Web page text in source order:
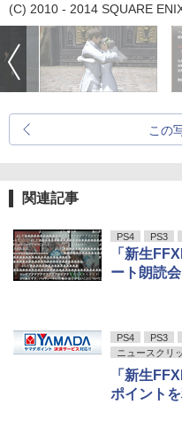
(C) 2010 - 2014 SQUARE
この
関連記事
PS4 PS3
「新生
ート朗読
PS4 PS3
ニュースクリ
「新生
ポイント